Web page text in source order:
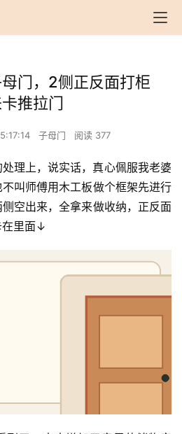
门，2侧正反面打柜
推拉门
子母门 阅读 377
理上，说实话，真心佩服我老婆
叫师傅用木工板做个框架先进行
空出来，全拿来做收纳，正反面
在里面↓